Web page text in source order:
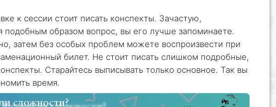
к сессии стоит писать конспекты. Зачастую,
подобным образом вопрос, вы его лучше запоминаете.
затем без особых проблем можете воспроизвести при
билет. Не стоит писать слишком подробные,
Старайтесь выписывать только основное. Так вы
время.
сложности?